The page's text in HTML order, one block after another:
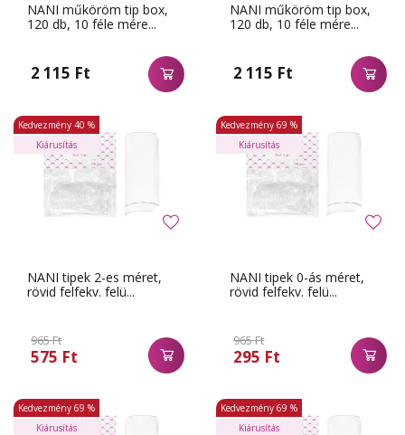
NANI műköröm tip box,
120 db, 10 féle mére...
2 115 Ft
NANI műköröm tip box,
120 db, 10 féle mére...
2 115 Ft
NANI tipek 2-es méret,
rövid felfekv. felü...
965 Ft
575 Ft
Kedvezmény 40 %
Kiárusítás
NANI tipek 0-ás méret,
rövid felfekv. felü...
965 Ft
295 Ft
Kedvezmény 69 %
Kiárusítás
Kedvezmény 69 %
Kiárusítás
Kedvezmény 69 %
Kiárusítás